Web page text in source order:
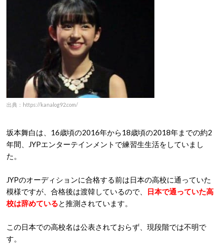
出典：https://kanalog92.com/
坂本舞白は、16歳頃の2016年から18歳頃の2018年までの約2
年間、JYPエンターテインメントで練習生生活をしていまし
た。
JYPのオーディションに合格する前は日本の高校に通っていた
模様ですが、合格後は渡韓しているので、
日本で通っていた高
校は辞めていると推測されています。
この日本での高校名は公表されておらず、現段階では不明で
す。